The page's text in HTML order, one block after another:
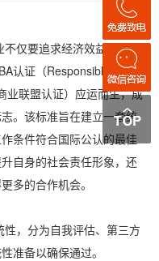
仅要追求经济效益，更要
认证（Responsible
业联盟认证）应运而生，成
。该标准旨在建立一套统
条件符合国际公认的最佳
自身的社会责任形象，还
多的合作机会。
，分为自我评估、第三方
准备以确保通过。